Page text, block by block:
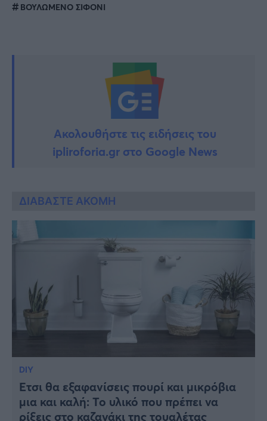
ΒΟΥΛΩΜΕΝΟ ΣΙΦΟΝΙ
Ακολουθήστε τις ειδήσεις του
ipliroforia.gr στο Google News
ΔΙΑΒΑΣΤΕ ΑΚΟΜΗ
DIY
Έτσι θα εξαφανίσεις πουρί και μικρόβια
μια και καλή: Το υλικό που πρέπει να
ρίξεις στο καζανάκι της τουαλέτας